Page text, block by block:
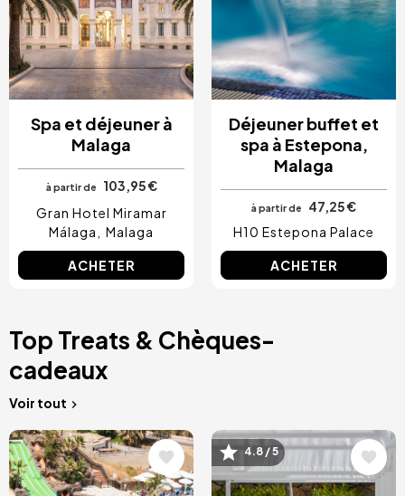
Spa et déjeuner à
Malaga
à partir de
103,95 €
Gran Hotel Miramar
Málaga
Malaga
ACHETER
Déjeuner buffet et
spa à Estepona,
Malaga
à partir de
47,25 €
H10 Estepona Palace
ACHETER
Top Treats & Chèques-
cadeaux
Voir tout
Image Image
4.8 / 5